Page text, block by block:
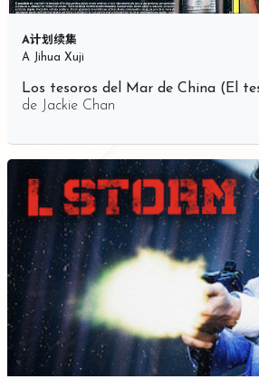
A计划续集
A Jihua Xuji
Los tesoros del Mar de China (El
de
Jackie Chan